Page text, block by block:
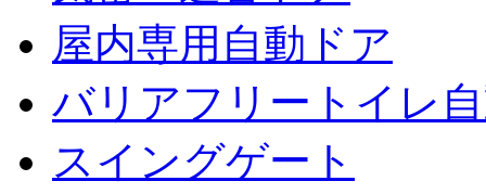
屋内専用自動ドア
バリアフリートイレ
スイングゲート